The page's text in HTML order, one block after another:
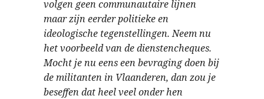
volgen geen communautaire lijnen
maar zijn eerder politieke en
ideologische tegenstellingen. Neem nu
het voorbeeld van de dienstencheques.
Mocht je nu eens een bevraging doen bij
de militanten in Vlaanderen, dan zou je
beseffen dat heel veel onder hen